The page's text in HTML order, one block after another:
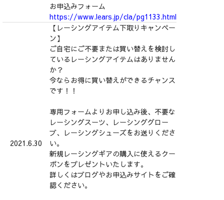
お申込みフォーム
https://www.lears.jp/cla/pg1133.html
2021.6.30
【レーシングアイテム下取りキャンペー
ン】
ご自宅にご不要または買い替えを検討し
ているレーシングアイテムはありません
か？
今ならお得に買い替えができるチャンス
です！！
専用フォームよりお申し込み後、不要な
レーシングスーツ、レーシンググロー
ブ、レーシングシューズをお送りくださ
い。
新規レーシングギアの購入に使えるクー
ポンをプレゼントいたします。
詳しくはブログやお申込みサイトをご確
認ください。